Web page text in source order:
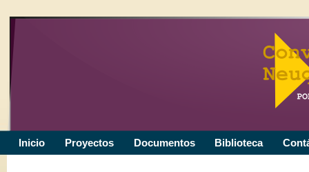
Inicio Proyectos Documentos Biblioteca